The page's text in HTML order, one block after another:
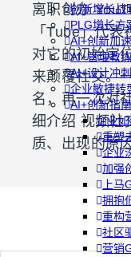
创新增长战
PLG增长方
AI+创新加速
AI+管理教练
AI+设计冲刺
企业敏捷转
AI+创新指
企业
重塑
企业
加强
上马
拥抱
重构
社区
营销
离职创办
「Tube」代
对它的初始定
来颠覆社交。
名，再一次对
细介绍 视频社
质、出现的原